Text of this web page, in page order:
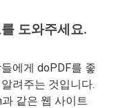
도와주세요.
에게 doPDF를 좋
려주는 것입니다.
같은 웹 사이트